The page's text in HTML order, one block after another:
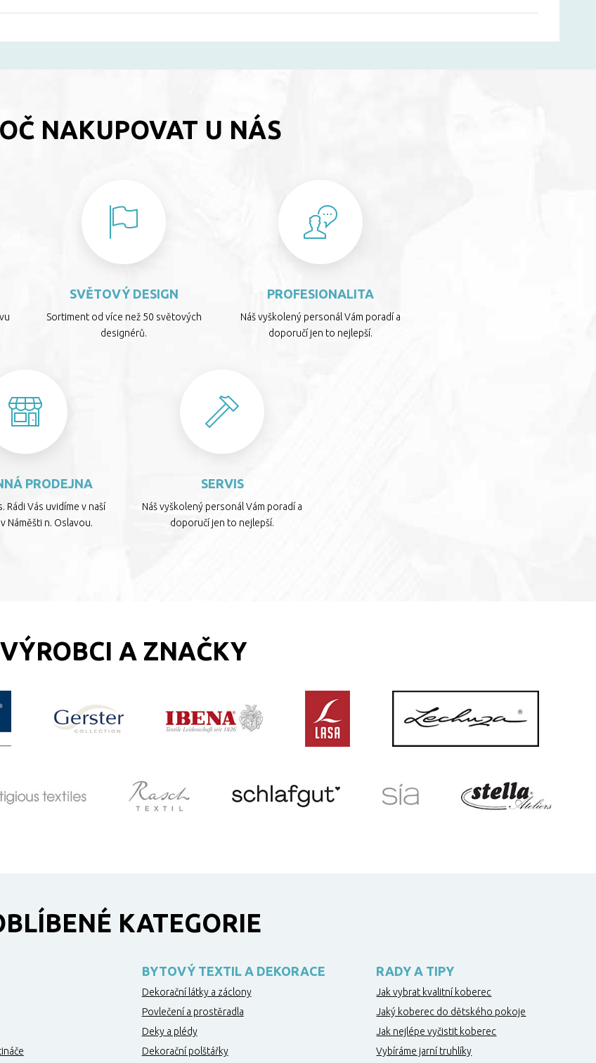
NAKUPOVAT U NÁS
SVĚTOVÝ DESIGN
Sortiment od více než 50 světových
designérů.
PROFESIONALITA
Náš vyškolený personál Vám poradí a
doporučí jen to nejlepší.
PRODEJNA
Rádi Vás uvidíme v naší
Náměšti n. Oslavou.
SERVIS
Náš vyškolený personál Vám poradí a
doporučí jen to nejlepší.
VÝROBCI A ZNAČKY
KATEGORIE
BYTOVÝ TEXTIL A DEKORACE
Dekorační látky a záclony
Povlečení a prostěradla
Deky a plédy
Dekorační polštářky
RADY A TIPY
Jak vybrat kvalitní koberec
Jaký koberec do dětského pokoje
Jak nejlépe vyčistit koberec
Vybíráme jarní truhlíky